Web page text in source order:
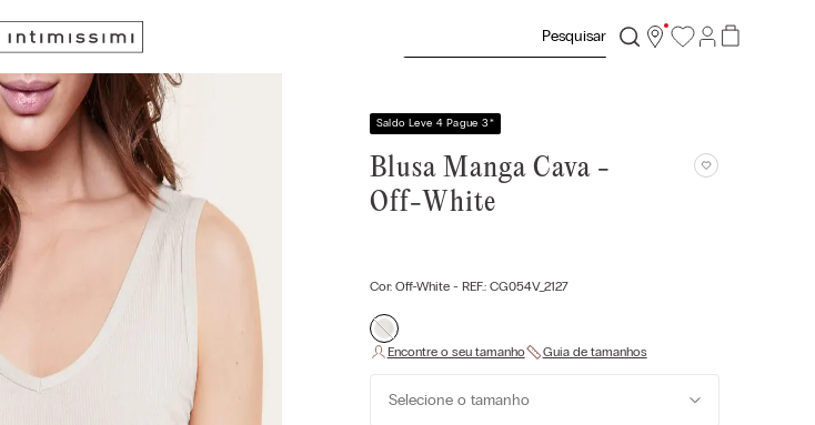
Saldo Leve 4 Pague 3*
Blusa Manga Cava -
Off-White
Cor: Off-White- REF.: CG054V_2127
Selecione o tamanho